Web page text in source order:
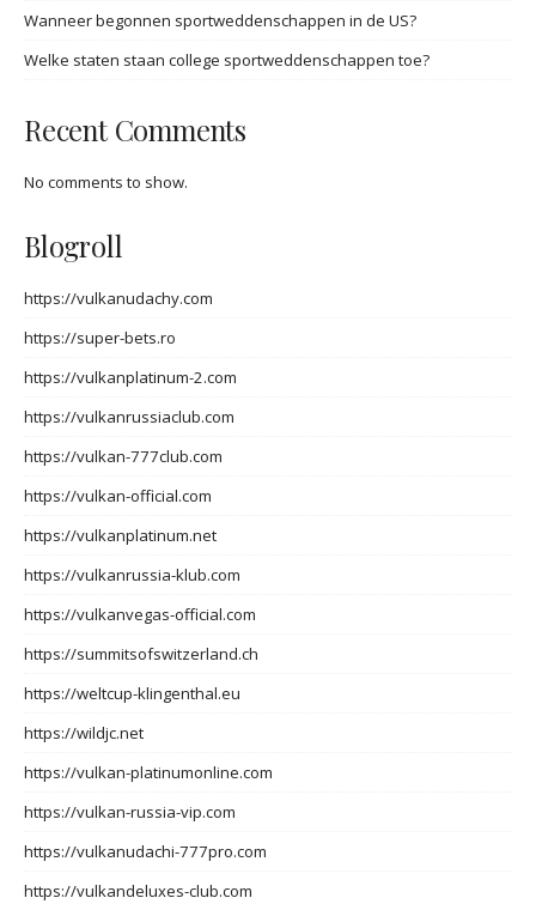
Wanneer begonnen sportweddenschappen in de US?
Welke staten staan college sportweddenschappen toe?
Recent Comments
No comments to show.
Blogroll
https://vulkanudachy.com
https://super-bets.ro
https://vulkanplatinum-2.com
https://vulkanrussiaclub.com
https://vulkan-777club.com
https://vulkan-official.com
https://vulkanplatinum.net
https://vulkanrussia-klub.com
https://vulkanvegas-official.com
https://summitsofswitzerland.ch
https://weltcup-klingenthal.eu
https://wildjc.net
https://vulkan-platinumonline.com
https://vulkan-russia-vip.com
https://vulkanudachi-777pro.com
https://vulkandeluxes-club.com